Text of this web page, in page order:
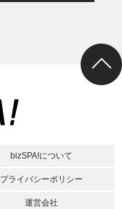
bizSPA!について
プライバシーポリシー
運営会社